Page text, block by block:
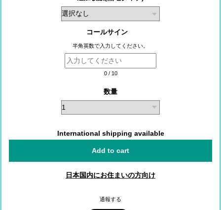
コールサイン
半角英数で入力してください。
0/ 10
数量
International shipping available
Add to cart
日本国内にお住まいの方向け
通報する